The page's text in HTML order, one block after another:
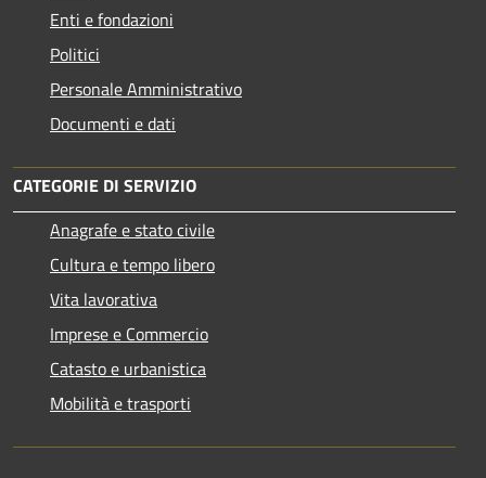
Enti e fondazioni
Politici
Personale Amministrativo
Documenti e dati
CATEGORIE DI SERVIZIO
Anagrafe e stato civile
Cultura e tempo libero
Vita lavorativa
Imprese e Commercio
Catasto e urbanistica
Mobilità e trasporti